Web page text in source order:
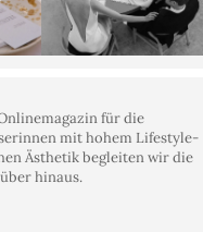
Onlinemagazin für die
mit hohem Lifestyle-
Ästhetik begleiten wir die
hinaus.